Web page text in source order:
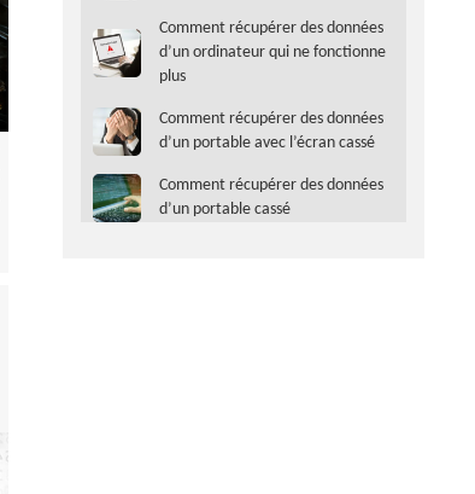
Comment récupérer des données
d’un ordinateur qui ne fonctionne
plus
Comment récupérer des données
d’un portable avec l’écran cassé
Comment récupérer des données
d’un portable cassé